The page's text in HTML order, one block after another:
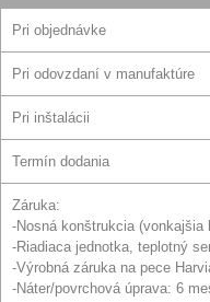
Pri objednávke
Pri odovzdaní v manufaktúre
Pri inštalácii
Termín dodania
Záruka:
-Nosná konštrukcia (vonkajšia
-Riadiaca jednotka, teplotný
-Výrobná záruka na pece
-Náter/povrchová úprava: 6